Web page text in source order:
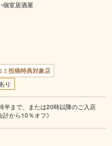
個室居酒屋
ミ投稿特典対象店
り
半まで、または20時以降のご入店
から10％オフ》